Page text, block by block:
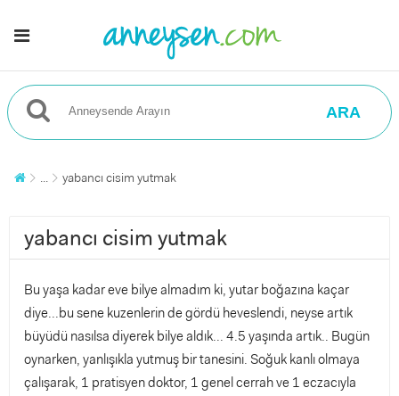
ARA
... yabancı cisim yutmak
yabancı cisim yutmak
Bu yaşa kadar eve bilye almadım ki, yutar boğazına kaçar
diye...bu sene kuzenlerin de gördü heveslendi, neyse artık
büyüdü nasılsa diyerek bilye aldık... 4.5 yaşında artık.. Bugün
oynarken, yanlışıkla yutmuş bir tanesini. Soğuk kanlı olmaya
çalışarak, 1 pratisyen doktor, 1 genel cerrah ve 1 eczacıyla